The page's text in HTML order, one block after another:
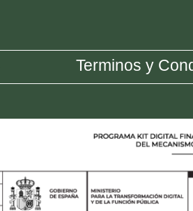
Terminos y